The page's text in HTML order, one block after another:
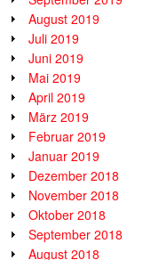
August 2019
Juli 2019
Juni 2019
Mai 2019
April 2019
März 2019
Februar 2019
Januar 2019
Dezember 2018
November 2018
Oktober 2018
September 2018
August 2018